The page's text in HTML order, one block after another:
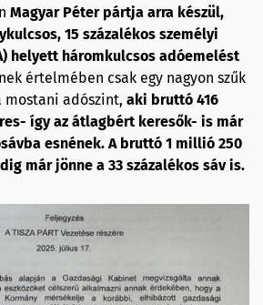
Magyar Péter pártja arra készül,
15 százalékos személyi
helyett háromkulcsos adóemelést
értelmében csak egy nagyon szűk
mostani adószint, aki bruttó 416
így az átlagbért keresők- is már
esnének. A bruttó 1 millió 250
már jönne a 33 százalékos sáv is.